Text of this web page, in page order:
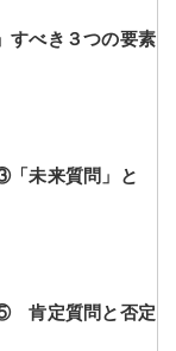
すべき３つの要素
「未来質問」と
肯定質問と否定